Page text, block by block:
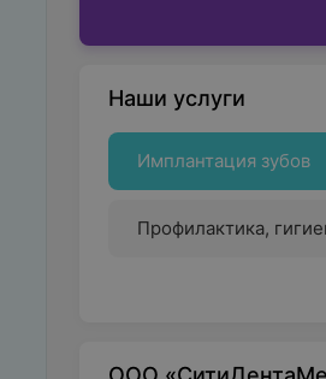
Наши услуги
Имплантация зубов
Профилактика,